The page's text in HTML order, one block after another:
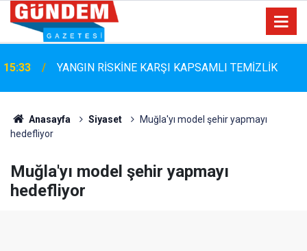
15:06
Marmaris Belediyespor'da Altyapıya Güçlü Takviye:
Mustafa Çolakoğlu ile Sözleşme İmzalandı
Anasayfa Siyaset
Muğla'yı model şehir yapmayı
hedefliyor
Muğla'yı model şehir yapmayı
hedefliyor